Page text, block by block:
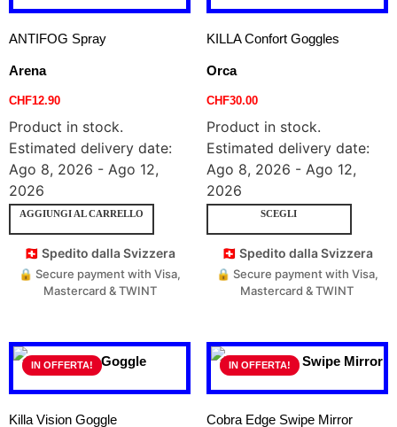
ANTIFOG Spray
Arena
CHF12.90
Product in stock.
Estimated delivery date:
Ago 8, 2026 - Ago 12,
2026
AGGIUNGI AL CARRELLO
🇨🇭 Spedito dalla Svizzera
🔒 Secure payment with Visa,
Mastercard & TWINT
KILLA Confort Goggles
Orca
CHF30.00
Product in stock.
Estimated delivery date:
Ago 8, 2026 - Ago 12,
2026
SCEGLI
🇨🇭 Spedito dalla Svizzera
🔒 Secure payment with Visa,
Mastercard & TWINT
IN OFFERTA!
Killa Vision Goggle
IN OFFERTA!
Cobra Edge Swipe Mirror